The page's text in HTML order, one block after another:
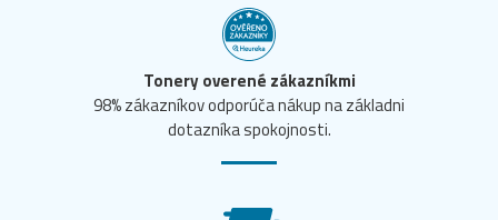
Tonery overené zákazníkmi
98% zákazníkov odporúča nákup na základni
dotazníka spokojnosti.